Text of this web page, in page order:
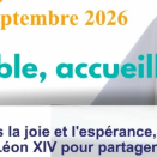
diocésains
diocésains
contre la